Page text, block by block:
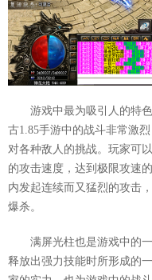
游戏中最为吸引人的特
古1.85手游中的战斗非常激
对各种敌人的挑战。玩家可
的攻击速度，达到极限攻速
内发起连续而又猛烈的攻击
爆杀。
满屏光柱也是游戏中的
释放出强力技能时所形成的